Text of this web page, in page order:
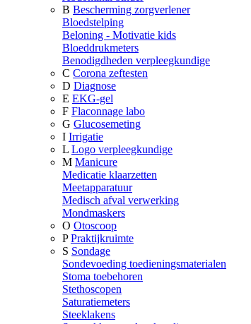
B Bescherming zorgverlener
Bloedstelping
Beloning - Motivatie kids
Bloeddrukmeters
Benodigdheden verpleegkundige
C Corona zeftesten
D Diagnose
E EKG-gel
F Flaconnage labo
G Glucosemeting
I Irrigatie
L Logo verpleegkundige
M Manicure
Medicatie klaarzetten
Meetapparatuur
Medisch afval verwerking
Mondmaskers
O Otoscoop
P Praktijkruimte
S Sondage
Sondevoeding toedieningsmaterialen
Stoma toebehoren
Stethoscopen
Saturatiemeters
Steeklakens